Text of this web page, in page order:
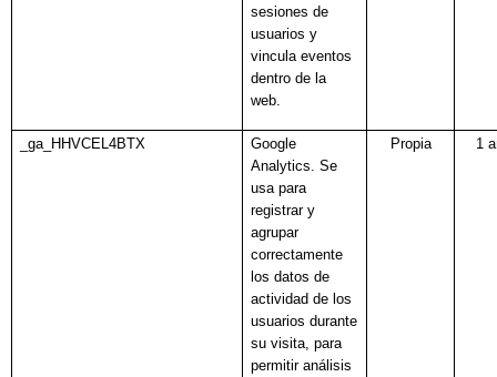
sesiones de
usuarios y
vincula eventos
dentro de la
web.
_ga_HHVCEL4BTX
Google
Analytics. Se
usa para
registrar y
agrupar
correctamente
los datos de
actividad de los
usuarios durante
su visita, para
permitir análisis
Propia 1